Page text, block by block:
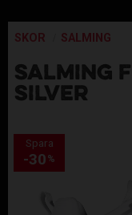
SKOR SALMING
SALMING
SILVER
Spara
30 %